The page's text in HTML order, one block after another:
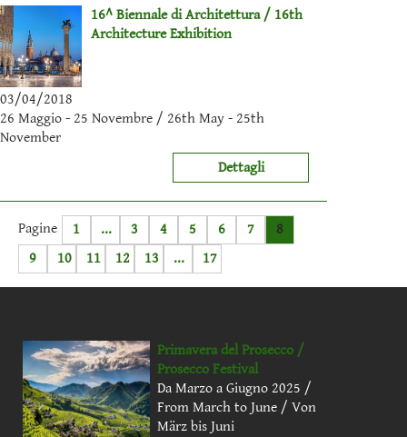
16^ Biennale di Architettura / 16th
Architecture Exhibition
03/04/2018
26 Maggio - 25 Novembre / 26th May - 25th
November
Dettagli
Pagine 1 ... 3 4 5 6 7
8
9
10 11 12 13 ... 17
Primavera del Prosecco /
Prosecco Festival
Da Marzo a Giugno 2025 /
From March to June / Von
März bis Juni